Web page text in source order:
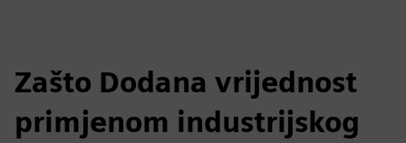
Zašto Dodana vrijednost
primjenom industrijskog